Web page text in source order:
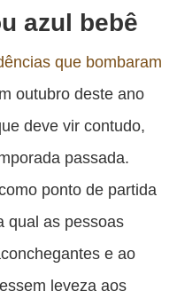
azul bebê
que bombaram
outubro deste ano
deve vir contudo,
passada.
ponto de partida
qual as pessoas
e ao
leveza aos